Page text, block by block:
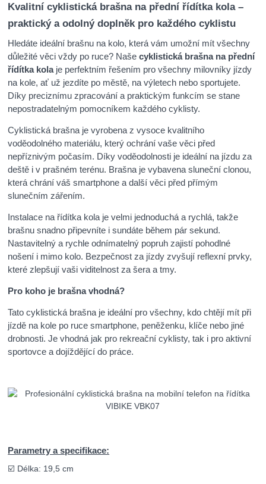
Kvalitní cyklistická brašna na přední řídítka kola –
praktický a odolný doplněk pro každého cyklistu
Hledáte ideální brašnu na kolo, která vám umožní mít všechny
důležité věci vždy po ruce? Našecyklistická brašna na přední
řídítka kolaje perfektním řešením pro všechny milovníky jízdy
na kole, ať už jezdíte po městě, na výletech nebo sportujete.
Díky preciznímu zpracování a praktickým funkcím se stane
nepostradatelným pomocníkem každého cyklisty.
Cyklistická brašna je vyrobena z vysoce kvalitního
voděodolného materiálu, který ochrání vaše věci před
nepříznivým počasím. Díky voděodolnosti je ideální na jízdu za
deště i v prašném terénu. Brašna je vybavena sluneční clonou,
která chrání váš smartphone a další věci před přímým
slunečním zářením.
Instalace na řídítka kola je velmi jednoduchá a rychlá, takže
brašnu snadno připevníte i sundáte během pár sekund.
Nastavitelný a rychle odnímatelný popruh zajistí pohodlné
nošení i mimo kolo. Bezpečnost za jízdy zvyšují reflexní prvky,
které zlepšují vaši viditelnost za šera a tmy.
Pro koho je brašna vhodná?
Tato cyklistická brašna je ideální pro všechny, kdo chtějí mít při
jízdě na kole po ruce smartphone, peněženku, klíče nebo jiné
drobnosti. Je vhodná jak pro rekreační cyklisty, tak i pro aktivní
sportovce a dojíždějící do práce.
Parametry a specifikace:
☑️ Délka: 19,5 cm